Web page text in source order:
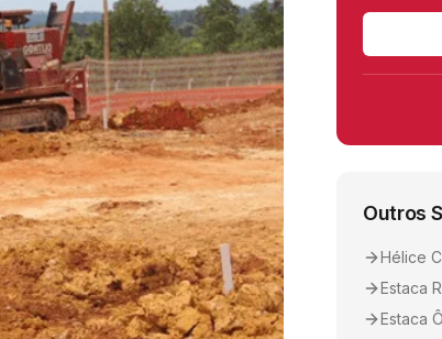
Outros
Hélice
Estaca
Estaca